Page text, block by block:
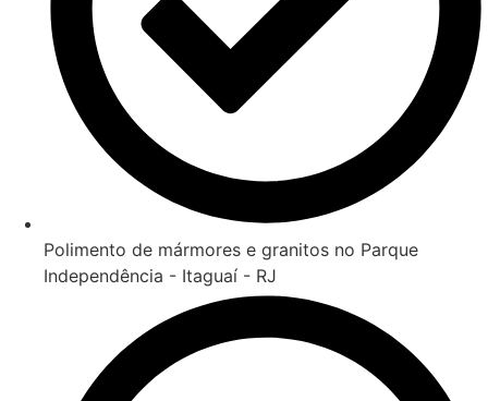
Polimento de mármores e granitos no Parque
Independência - Itaguaí - RJ